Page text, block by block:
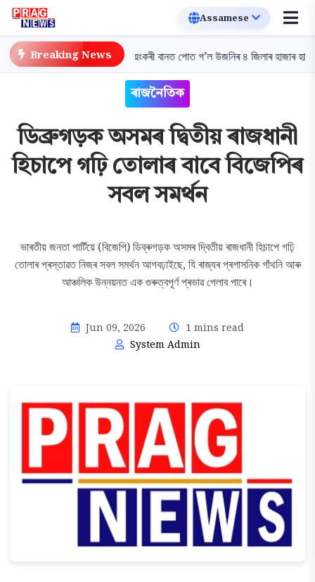
Breaking News
মহাজাগতিক ঘটনা প্রলয়ংকৰী বানত পোত গ’ল উজনিৰ ৪ জিলাৰ হাজাৰ হাজাৰ
ৰাজনৈতিক
ডিব্ৰুগড়ক অসমৰ দ্বিতীয় ৰাজধানী
হিচাপে গঢ়ি তোলাৰ বাবে বিজেপিৰ
সবল সমৰ্থন
ভাৰতীয় জনতা পাৰ্টিয়ে (বিজেপি) ডিব্ৰুগড়ক অসমৰ দ্বিতীয় ৰাজধানী হিচাপে গঢ়ি
তোলাৰ প্ৰস্তাৱত নিজৰ সবল সমৰ্থন আগবঢ়াইছে, যি ৰাজ্যৰ প্ৰশাসনিক গাঁথনি আৰু
আঞ্চলিক উন্নয়নত এক গুৰুত্বপূৰ্ণ প্ৰভাৱ পেলাব পাৰে।
Jun 09, 2026
1 mins read
System Admin